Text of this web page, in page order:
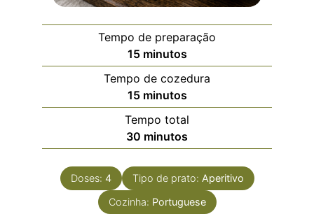
Tempo de preparação
15 minutos
Tempo de cozedura
15 minutos
Tempo total
30 minutos
Doses: 4 Tipo de prato: Aperitivo
Cozinha: Portuguese